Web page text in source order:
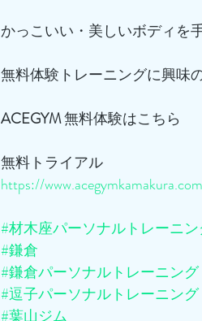
かっこいい・美しいボディを
無料体験トレーニングに興味
ACEGYM 無料体験はこちら
無料トライアル
https://
#材木座パーソナルトレーニ
#鎌倉
#鎌倉パーソナルトレーニング
#逗子パーソナルトレーニング
#葉山ジム